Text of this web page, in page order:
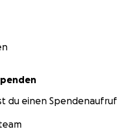
du einen Spendenaufruf